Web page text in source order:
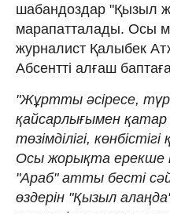
шабандоздар "Қызыл
марапатталады. Осы
журналист Қалыбек
Абсентті алғаш
"Жұртты әсіресе,
қайсарлығымен
төзімділігі,
Осы жорықта ерекше
"Араб" атты бесті
өздерін "Қызыл